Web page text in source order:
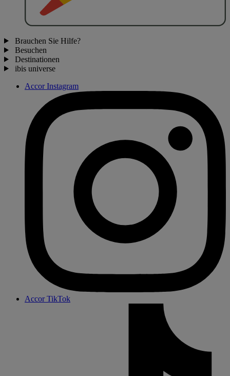
Brauchen Sie Hilfe?
Besuchen
Destinationen
ibis universe
Accor Instagram
Accor TikTok